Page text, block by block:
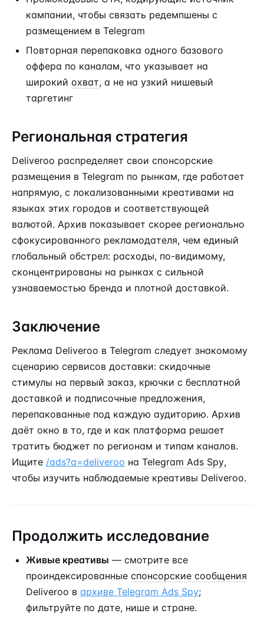
кампании, чтобы связать редемпшены с
размещением в Telegram
Повторная перепаковка одного базового
оффера по каналам, что указывает на
широкий охват, а не на узкий нишевый
таргетинг
Региональная стратегия
Deliveroo распределяет свои спонсорские
размещения в Telegram по рынкам, где работает
напрямую, с локализованными креативами на
языках этих городов и соответствующей
валютой. Архив показывает скорее регионально
сфокусированного рекламодателя, чем единый
глобальный обстрел: расходы, по-видимому,
сконцентрированы на рынках с сильной
узнаваемостью бренда и плотной доставкой.
Заключение
Реклама Deliveroo в Telegram следует знакомому
сценарию сервисов доставки: скидочные
стимулы на первый заказ, крючки с бесплатной
доставкой и подписочные предложения,
перепакованные под каждую аудиторию. Архив
даёт окно в то, где и как платформа решает
тратить бюджет по регионам и типам каналов.
Ищите /ads?q=deliveroo на Telegram Ads Spy,
чтобы изучить наблюдаемые креативы Deliveroo.
Продолжить исследование
Живые креативы — смотрите все
проиндексированные спонсорские сообщения
Deliveroo в архиве Telegram Ads Spy;
фильтруйте по дате, нише и стране.